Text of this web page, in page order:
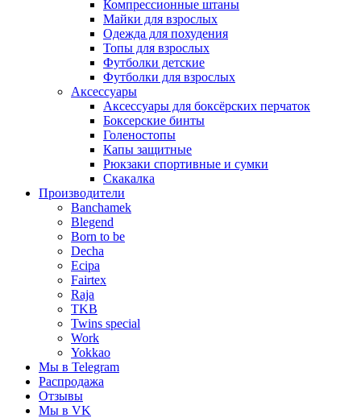
Компрессионные штаны
Майки для взрослых
Одежда для похудения
Топы для взрослых
Футболки детские
Футболки для взрослых
Аксессуары
Аксессуары для боксёрских перчаток
Боксерские бинты
Голеностопы
Капы защитные
Рюкзаки спортивные и сумки
Скакалка
Производители
Banchamek
Blegend
Born to be
Decha
Ecipa
Fairtex
Raja
TKB
Twins special
Work
Yokkao
Мы в Telegram
Распродажа
Отзывы
Мы в VK